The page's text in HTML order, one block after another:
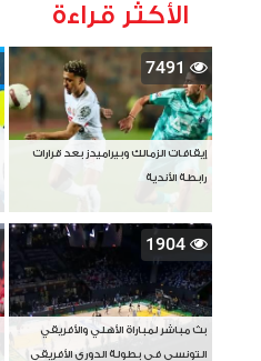
الأكثر قراءة
7491
إيقافات الزمالك وبيراميدز بعد قرارات
رابطة الأندية
1904
بث مباشر لمباراة الأهلي والأفريقي
التونسي في بطولة الدوري الأفريقي